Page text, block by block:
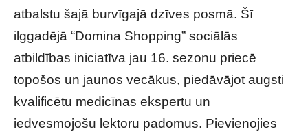
atbalstu šajā burvīgajā dzīves posmā. Šī
ilggadējā “Domina Shopping” sociālās
atbildības iniciatīva jau 16. sezonu priecē
topošos un jaunos vecākus, piedāvājot augsti
kvalificētu medicīnas ekspertu un
iedvesmojošu lektoru padomus. Pievienojies